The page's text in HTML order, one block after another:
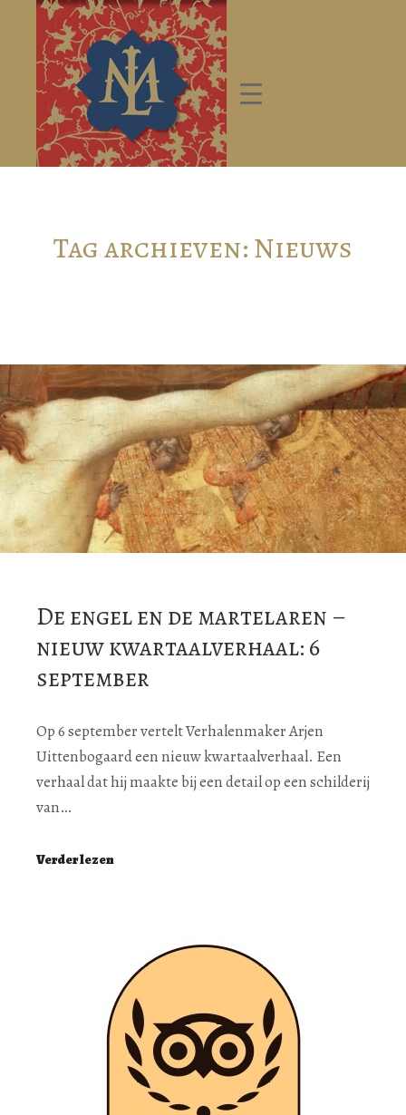
Tag archieven:Nieuws
De engel en de martelaren –
nieuw kwartaalverhaal: 6
september
Op 6 september vertelt Verhalenmaker Arjen
Uittenbogaard een nieuw kwartaalverhaal. Een
verhaal dat hij maakte bij een detail op een schilderij
van…
Verder lezen